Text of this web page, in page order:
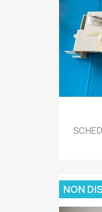
NON